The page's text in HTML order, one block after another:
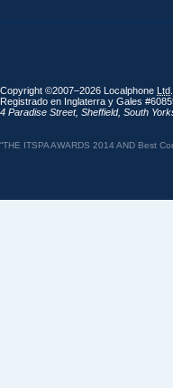
Copyright ©2007–2026 Localphone Ltd
Registrado en Inglaterra y Gales
4 Paradise Street, Sheffield, South
“THE ITSPA AWARDS 2014 AND Best